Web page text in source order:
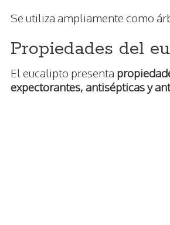
Se utiliza ampliamente como
Propiedades del
El eucalipto presenta
expectorantes, antisépticas y